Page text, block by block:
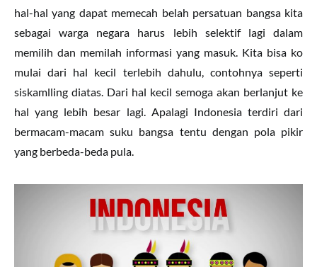
hal-hal yang dapat memecah belah persatuan bangsa kita
sebagai warga negara harus lebih selektif lagi dalam
memilih dan memilah informasi yang masuk. Kita bisa ko
mulai dari hal kecil terlebih dahulu, contohnya seperti
siskamlling diatas. Dari hal kecil semoga akan berlanjut ke
hal yang lebih besar lagi. Apalagi Indonesia terdiri dari
bermacam-macam suku bangsa tentu dengan pola pikir
yang berbeda-beda pula.